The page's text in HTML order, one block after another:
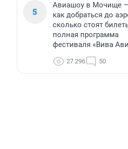
5
Авиашоу в Мочище
как добраться до
сколько стоят
полная программа
фестиваля «Вива
27 296 50